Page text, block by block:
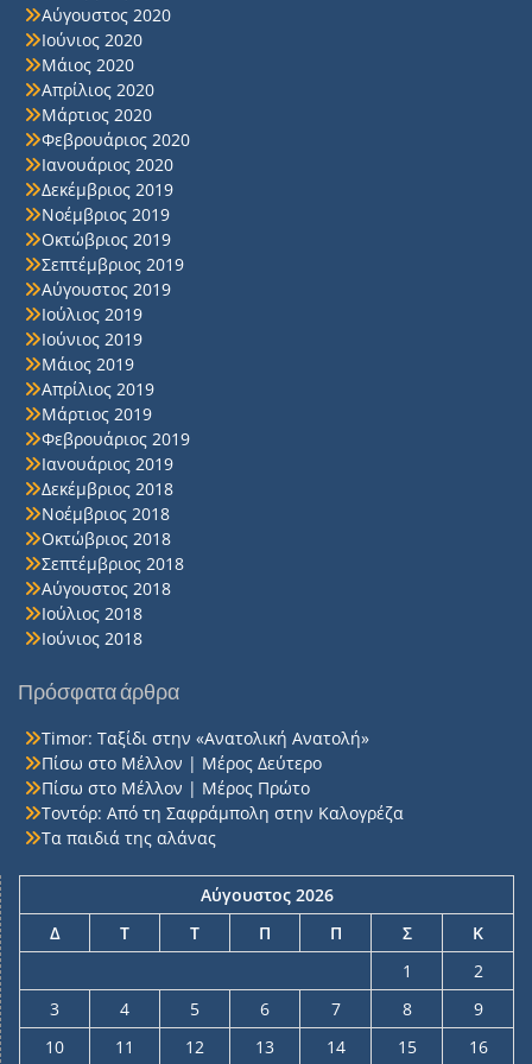
Αύγουστος 2020
Ιούνιος 2020
Μάιος 2020
Απρίλιος 2020
Μάρτιος 2020
Φεβρουάριος 2020
Ιανουάριος 2020
Δεκέμβριος 2019
Νοέμβριος 2019
Οκτώβριος 2019
Σεπτέμβριος 2019
Αύγουστος 2019
Ιούλιος 2019
Ιούνιος 2019
Μάιος 2019
Απρίλιος 2019
Μάρτιος 2019
Φεβρουάριος 2019
Ιανουάριος 2019
Δεκέμβριος 2018
Νοέμβριος 2018
Οκτώβριος 2018
Σεπτέμβριος 2018
Αύγουστος 2018
Ιούλιος 2018
Ιούνιος 2018
Πρόσφατα άρθρα
Timor: Ταξίδι στην «Ανατολική Ανατολή»
Πίσω στο Μέλλον | Μέρος Δεύτερο
Πίσω στο Μέλλον | Μέρος Πρώτο
Τοντόρ: Από τη Σαφράμπολη στην Καλογρέζα
Τα παιδιά της αλάνας
Αύγουστος 2026
Δ
Τ Τ Π Π Σ
Κ
1
2
3
4 5 6 7 8
9
10
11 12 13 14 15
16